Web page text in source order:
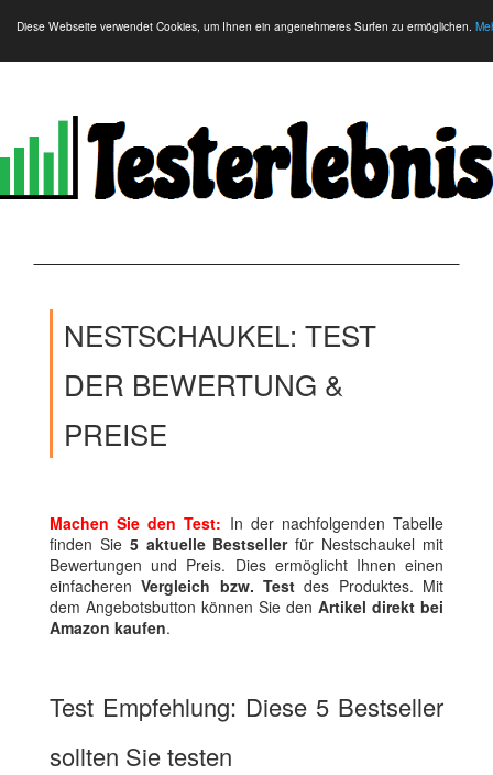
Diese Webseite verwendet Cookies, um Ihnen ein angenehmeres Surfen zu ermöglichen.
NESTSCHAUKEL: TEST
DER BEWERTUNG &
PREISE
Machen Sie den Test: In der nachfolgenden Tabelle
finden Sie5 aktuelle Bestsellerfür Nestschaukel mit
Bewertungen und Preis. Dies ermöglicht Ihnen einen
einfacherenVergleich bzw. Test des Produktes. Mit
dem Angebotsbutton können Sie den Artikel direkt bei
Amazon kaufen.
Test Empfehlung: Diese 5 Bestseller
sollten Sie testen